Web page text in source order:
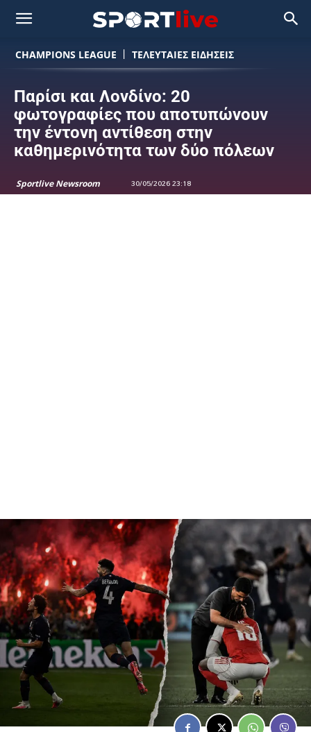
CHAMPIONS LEAGUE ΤΕΛΕΥΤΑΙΕΣ ΕΙΔΗΣΕΙΣ
Παρίσι και Λονδίνο: 20
φωτογραφίες που αποτυπώνουν
την έντονη αντίθεση στην
καθημερινότητα των δύο πόλεων
Sportlive Newsroom 30/05/2026 23:18